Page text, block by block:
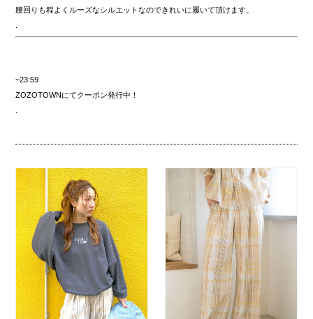
腰回りも程よくルーズなシルエットなのできれいに履いて頂けます。
~23:59
ZOZOTOWNにてクーポン発行中！